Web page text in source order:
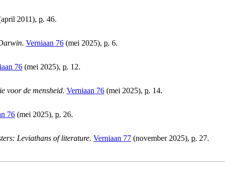
2011), p. 46.
. Verniaan 76 (mei 2025), p. 6.
76 (mei 2025), p. 12.
voor de mensheid. Verniaan 76 (mei 2025), p. 14.
76 (mei 2025), p. 26.
Leviathans of literature. Verniaan 77 (november 2025), p. 27.